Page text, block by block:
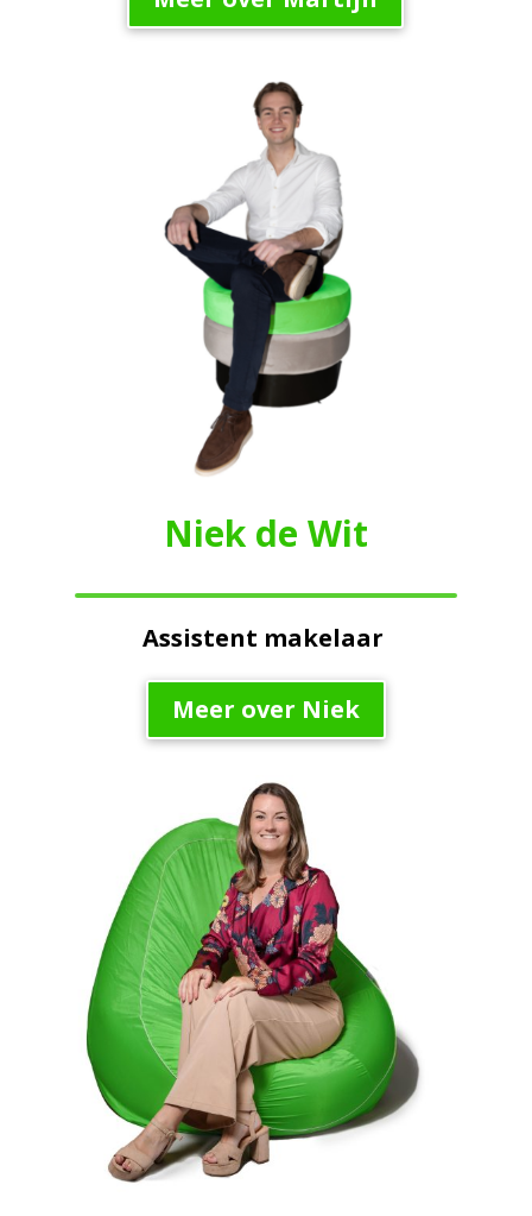
Niek de Wit
Assistent makelaar
Meer over Niek